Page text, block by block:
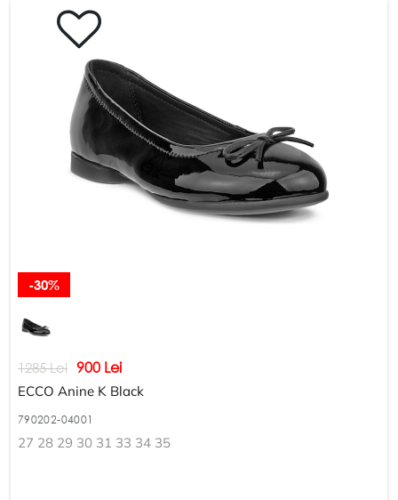
-30%
1285 Lei 900 Lei
ECCO Anine K Black
790202-04001
27 28 29 30 31 33 34 35